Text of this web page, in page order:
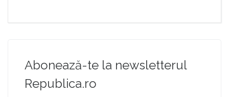
Abonează-te la newsletterul
Republica.ro